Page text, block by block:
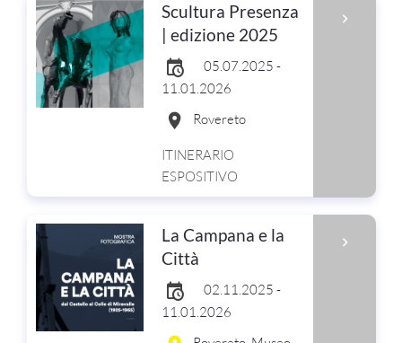
Scultura Presenza
| edizione 2025
05.07.2025 -
11.01.2026
Rovereto
ITINERARIO
ESPOSITIVO
La Campana e la
Città
02.11.2025 -
11.01.2026